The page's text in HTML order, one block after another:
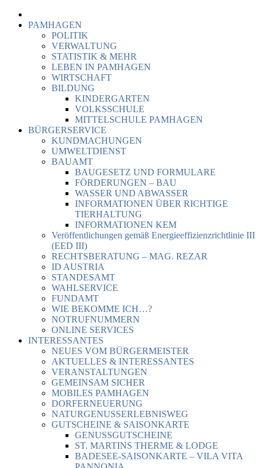
PAMHAGEN
POLITIK
VERWALTUNG
STATISTIK & MEHR
LEBEN IN PAMHAGEN
WIRTSCHAFT
BILDUNG
KINDERGARTEN
VOLKSSCHULE
MITTELSCHULE PAMHAGEN
BÜRGERSERVICE
KUNDMACHUNGEN
UMWELTDIENST
BAUAMT
BAUGESETZ UND FORMULARE
FÖRDERUNGEN – BAU
WASSER UND ABWASSER
INFORMATIONEN ÜBER RICHTIGE
TIERHALTUNG
INFORMATIONEN KEM
Veröffentlichungen gemäß Energieeffizienzrichtlinie III
(EED III)
RECHTSBERATUNG – MAG. REZAR
ID AUSTRIA
STANDESAMT
WAHLSERVICE
FUNDAMT
WIE BEKOMME ICH…?
NOTRUFNUMMERN
ONLINE SERVICES
INTERESSANTES
NEUES VOM BÜRGERMEISTER
AKTUELLES & INTERESSANTES
VERANSTALTUNGEN
GEMEINSAM SICHER
MOBILES PAMHAGEN
DORFERNEUERUNG
NATURGENUSSERLEBNISWEG
GUTSCHEINE & SAISONKARTE
GENUSSGUTSCHEINE
ST. MARTINS THERME & LODGE
BADESEE-SAISONKARTE – VILA VITA